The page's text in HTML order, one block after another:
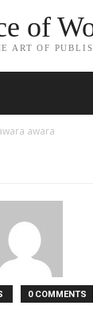
of
ART OF
awara
0 COMMENTS